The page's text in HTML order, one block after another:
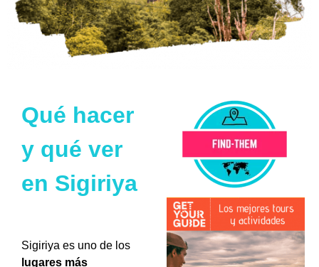
Qué hacer
y qué ver
en Sigiriya
Sigiriya es uno de los
lugares más